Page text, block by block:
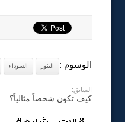
الوسوم : البثور السوداء
السابق:
كيف تكون شخصاً مثالياً؟